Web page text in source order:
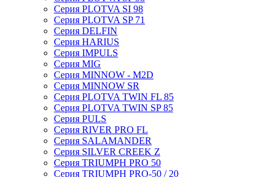
Серия PLOTVA SI 98
Серия PLOTVA SP 71
Серия DELFIN
Серия HARIUS
Серия IMPULS
Серия MIG
Серия MINNOW - M2D
Серия MINNOW SR
Серия PLOTVA TWIN FL 85
Серия PLOTVA TWIN SP 85
Серия PULS
Серия RIVER PRO FL
Серия SALAMANDER
Серия SILVER CREEK Z
Серия TRIUMPH PRO 50
Серия TRIUMPH PRO-50 / 20